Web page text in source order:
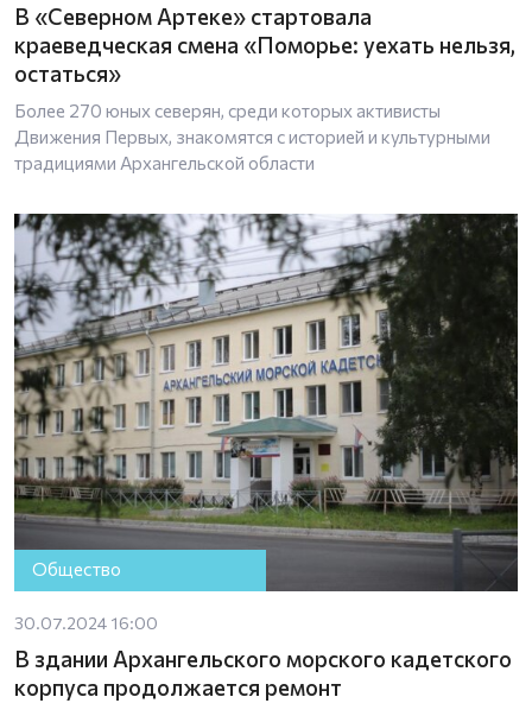
В «Северном Артеке» стартовала
краеведческая смена «Поморье: уехать нельзя,
остаться»
Более 270 юных северян, среди которых активисты
Движения Первых, знакомятся с историей и культурными
традициями Архангельской области
Общество
30.07.2024 16:00
В здании Архангельского морского кадетского
корпуса продолжается ремонт